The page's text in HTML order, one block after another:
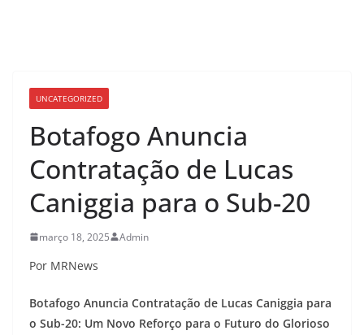
UNCATEGORIZED
Botafogo Anuncia
Contratação de Lucas
Caniggia para o Sub-20
março 18, 2025 Admin
Por MRNews
Botafogo Anuncia Contratação de Lucas Caniggia para
o Sub-20: Um Novo Reforço para o Futuro do Glorioso